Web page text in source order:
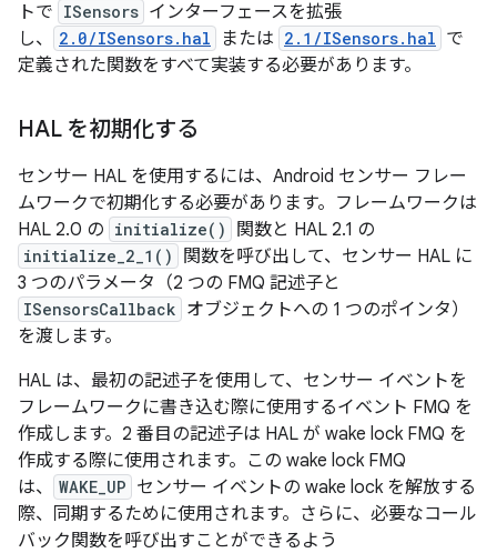
トで ISensors インターフェースを拡張
し、
2.0/ISensors.hal または 2.1/ISensors.hal で
定義された関数をすべて実装する必要があります。
HAL を初期化する
センサー HAL を使用するには、Android センサー フレー
ムワークで初期化する必要があります。フレームワークは
HAL 2.0 の initialize() 関数と HAL 2.1 の
initialize_2_1()
関数を呼び出して、センサー HAL に
3 つのパラメータ（2 つの FMQ 記述子と
ISensorsCallback オブジェクトへの 1 つのポインタ）
を渡します。
HAL は、最初の記述子を使用して、センサー イベントを
フレームワークに書き込む際に使用するイベント FMQ を
作成します。2 番目の記述子は HAL が wake lock FMQ を
作成する際に使用されます。この wake lock FMQ
は、
WAKE_UP センサー イベントの wake lock を解放する
際、同期するために使用されます。さらに、必要なコール
バック関数を呼び出すことができるよう